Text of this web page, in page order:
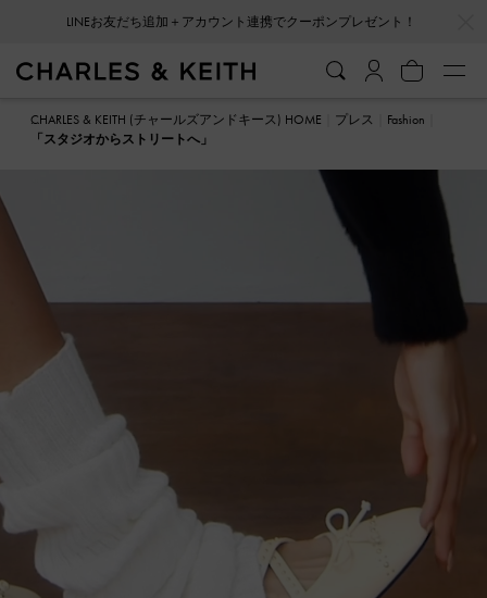
会員登録＋ニュースレター登録で10%OFFクーポンプレゼント！
CHARLES & KEITH (チャールズアンドキース) HOME プレス
Fashion
「スタジオからストリートへ」